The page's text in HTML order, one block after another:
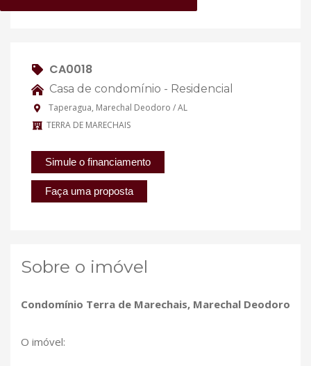
CA0018
Casa de condomínio - Residencial
Taperagua, Marechal Deodoro / AL
TERRA DE MARECHAIS
Simule o financiamento
Faça uma proposta
Sobre o imóvel
Condomínio Terra de Marechais, Marechal Deodoro
O imóvel: